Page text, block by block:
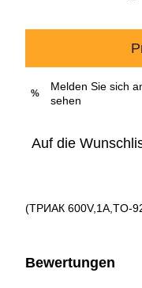
%
Melden Sie sich
sehen
Auf die
(ТРИАК 600V,1A,TO-
Bewertungen